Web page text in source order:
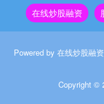
在线炒股融资
Powered by 在线炒股融
Copyright ©